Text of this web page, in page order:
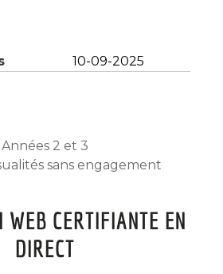
10-09-2025
Années 2 et 3
sans engagement
WEB CERTIFIANTE EN
DIRECT